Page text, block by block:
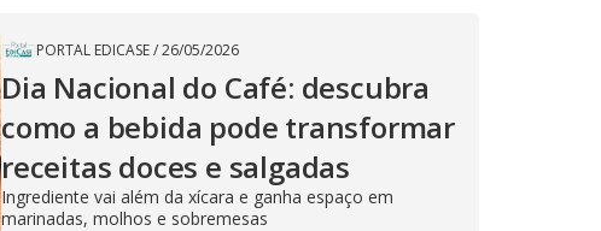
PORTAL EDICASE/26/05/2026
Dia Nacional do Café: descubra
como a bebida pode transformar
receitas doces e salgadas
Ingrediente vai além da xícara e ganha espaço em
marinadas, molhos e sobremesas